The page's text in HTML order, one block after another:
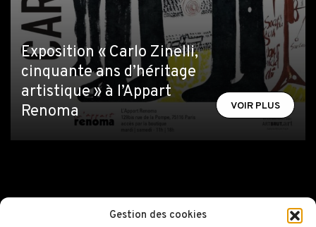
Gestion des cookies
Exposition « Carlo Zinelli,
cinquante ans d’héritage
artistique » à l’Appart
Renoma
VOIR PLUS